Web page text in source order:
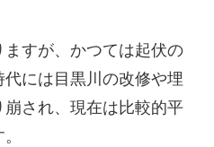
すが、かつては起伏の
には目黒川の改修や埋
され、現在は比較的平